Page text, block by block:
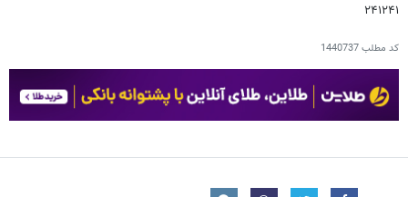
۲۴۱۲۴۱
کد مطلب1440737